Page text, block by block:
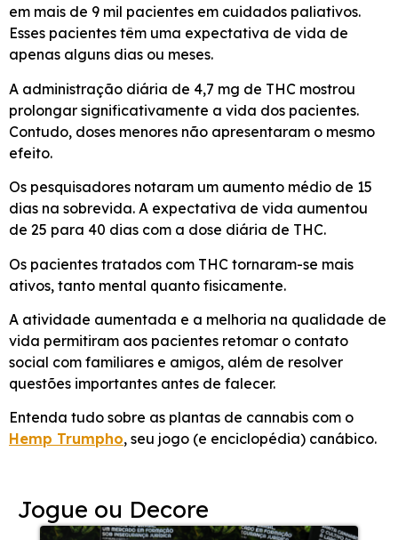
em mais de 9 mil pacientes em cuidados paliativos.
Esses pacientes têm uma expectativa de vida de
apenas alguns dias ou meses.
A administração diária de 4,7 mg de THC mostrou
prolongar significativamente a vida dos pacientes.
Contudo, doses menores não apresentaram o mesmo
efeito.
Os pesquisadores notaram um aumento médio de 15
dias na sobrevida. A expectativa de vida aumentou
de 25 para 40 dias com a dose diária de THC.
Os pacientes tratados com THC tornaram-se mais
ativos, tanto mental quanto fisicamente.
A atividade aumentada e a melhoria na qualidade de
vida permitiram aos pacientes retomar o contato
social com familiares e amigos, além de resolver
questões importantes antes de falecer.
Entenda tudo sobre as plantas de cannabis com o
Hemp Trumpho, seu jogo (e enciclopédia) canábico.
Jogue ou Decore